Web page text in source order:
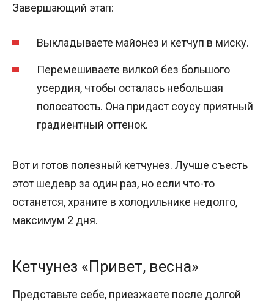
Завершающий этап:
Выкладываете майонез и кетчуп в миску.
Перемешиваете вилкой без большого
усердия, чтобы осталась небольшая
полосатость. Она придаст соусу приятный
градиентный оттенок.
Вот и готов полезный кетчунез. Лучше съесть
этот шедевр за один раз, но если что-то
останется, храните в холодильнике недолго,
максимум 2 дня.
Кетчунез «Привет, весна»
Представьте себе, приезжаете после долгой